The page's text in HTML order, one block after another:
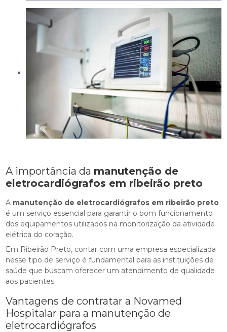
A importância da manutenção de
eletrocardiógrafos em ribeirão preto
A manutenção de eletrocardiógrafos em ribeirão preto
é um serviço essencial para garantir o bom funcionamento
dos equipamentos utilizados na monitorização da atividade
elétrica do coração.
Em Ribeirão Preto, contar com uma empresa especializada
nesse tipo de serviço é fundamental para as instituições de
saúde que buscam oferecer um atendimento de qualidade
aos pacientes.
Vantagens de contratar a Novamed
Hospitalar para a manutenção de
eletrocardiógrafos